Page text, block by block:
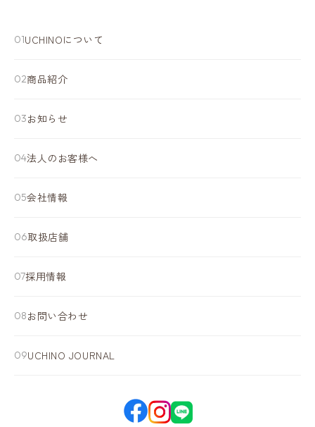
UCHINOについて
取扱店舗
商品紹介
採用情報
お知らせ
お問い合わせ
法人のお客様へ
UCHINO JOURNAL
会社情報